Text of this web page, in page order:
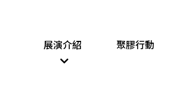
展演介紹 聚膠行動